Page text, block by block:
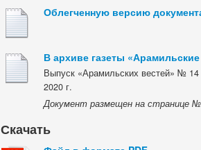
Облегченную версию
В архиве газеты «Арамильские
Выпуск «Арамильских вестей» № 14
2020 г.
Документ размещен на странице
Скачать